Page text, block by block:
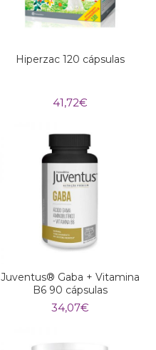
Hiperzac 120 cápsulas
41,72€
Juventus® Gaba + Vitamina
B6 90 cápsulas
34,07€